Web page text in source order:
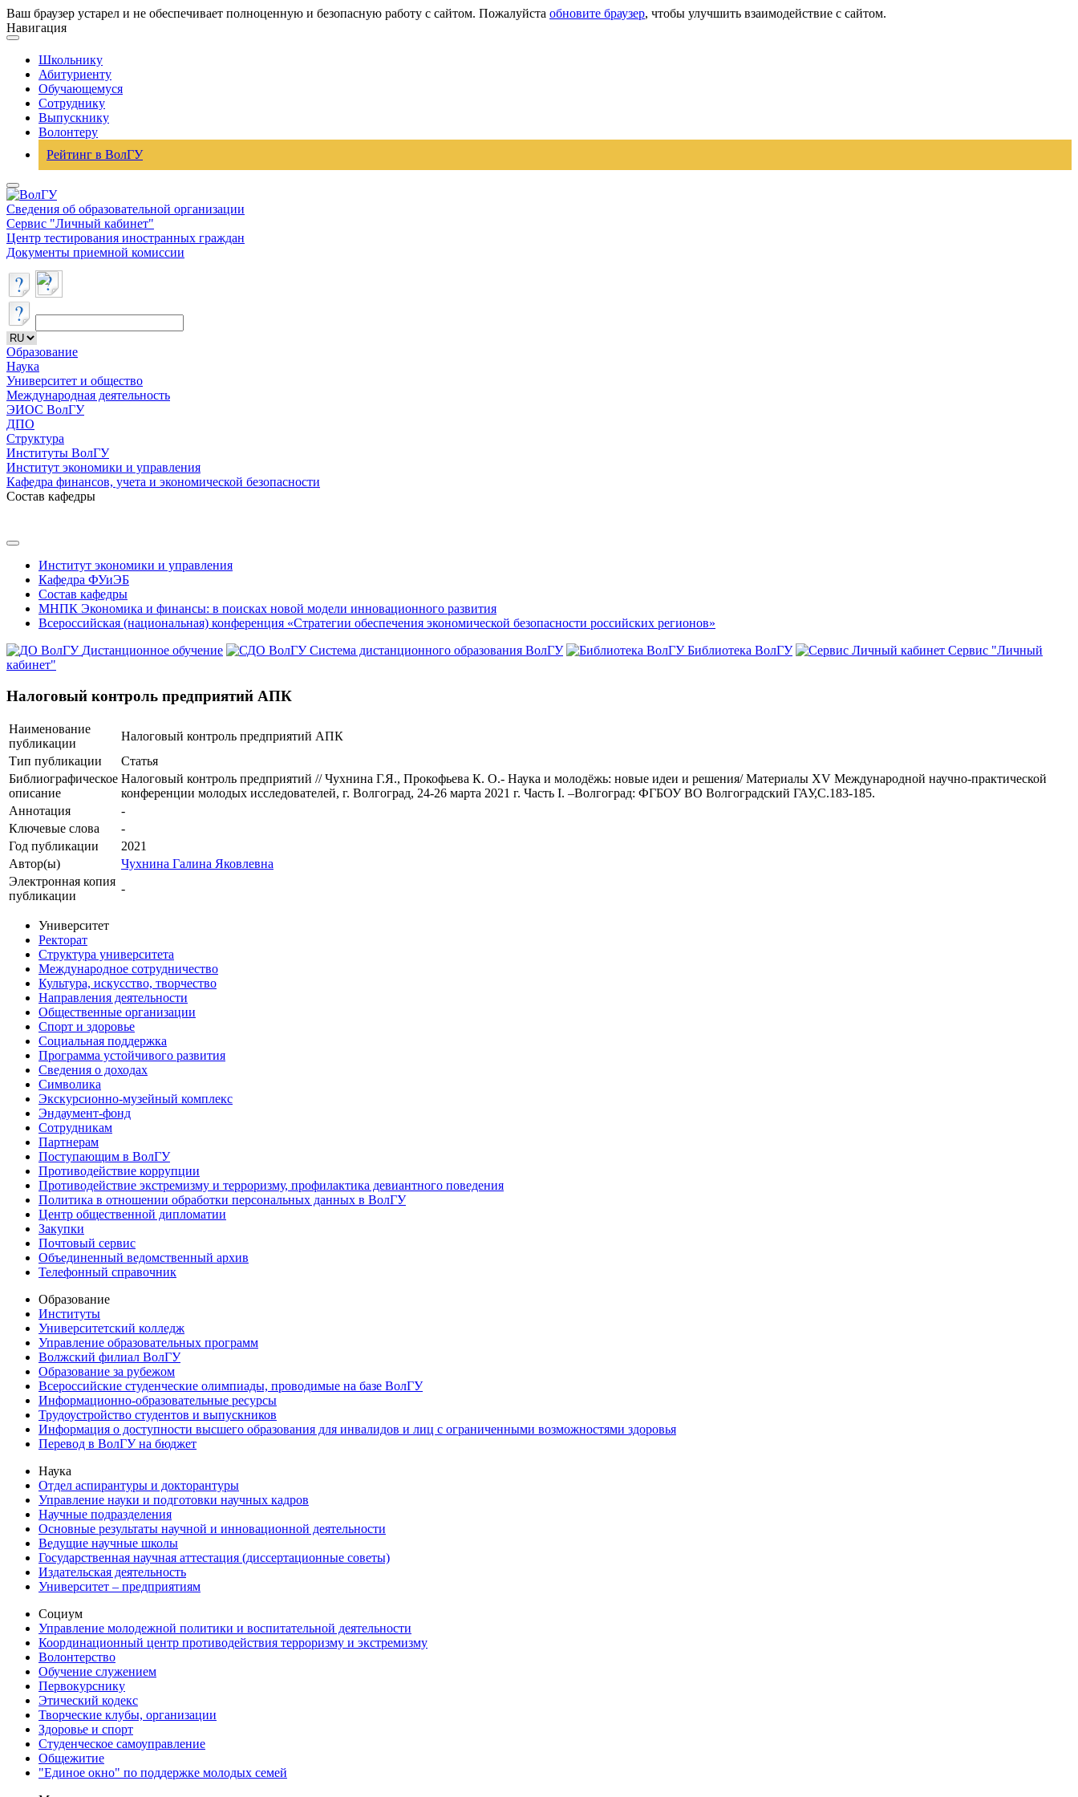
Ваш браузер устарел и не обеспечивает полноценную и безопасную работу с сайтом. Пожалуйста обновите браузер, чтобы улучшить взаимодействие с сайтом.
Навигация
Школьнику
Абитуриенту
Обучающемуся
Сотруднику
Выпускнику
Волонтеру
Рейтинг в ВолГУ
Сведения об образовательной организации
Сервис "Личный кабинет"
Центр тестирования иностранных граждан
Документы приемной комиссии
Образование
Наука
Университет и общество
Международная деятельность
ЭИОС ВолГУ
ДПО
Структура
Институты ВолГУ
Институт экономики и управления
Кафедра финансов, учета и экономической безопасности
Состав кафедры
Институт экономики и управления
Кафедра ФУиЭБ
Состав кафедры
МНПК Экономика и финансы: в поисках новой модели инновационного развития
Всероссийская (национальная) конференция «Стратегии обеспечения экономической безопасности российских регионов»
Дистанционное обучение
Система дистанционного образования ВолГУ Библиотека ВолГУ
Сервис "Личный
кабинет"
Налоговый контроль предприятий АПК
Наименование
публикации
Налоговый контроль предприятий АПК
Тип публикации
Статья
Библиографическое
описание
Налоговый контроль предприятий // Чухнина Г.Я., Прокофьева К. О.- Наука и молодёжь: новые идеи и решения/ Материалы XV Международной научно-практической
конференции молодых исследователей, г. Волгоград, 24-26 марта 2021 г. Часть I. –Волгоград: ФГБОУ ВО Волгоградский ГАУ,С.183-185.
Аннотация
-
Ключевые cлова
-
Год публикации
2021
Автор(ы)
Чухнина Галина Яковлевна
Электронная копия
публикации
-
Университет
Ректорат
Структура университета
Международное сотрудничество
Культура, искусство, творчество
Направления деятельности
Общественные организации
Спорт и здоровье
Социальная поддержка
Программа устойчивого развития
Сведения о доходах
Символика
Экскурсионно-музейный комплекс
Эндаумент-фонд
Сотрудникам
Партнерам
Поступающим в ВолГУ
Противодействие коррупции
Противодействие экстремизму и терроризму, профилактика девиантного поведения
Политика в отношении обработки персональных данных в ВолГУ
Центр общественной дипломатии
Закупки
Почтовый сервис
Объединенный ведомственный архив
Телефонный справочник
Образование
Институты
Университетский колледж
Управление образовательных программ
Волжский филиал ВолГУ
Образование за рубежом
Всероссийские студенческие олимпиады, проводимые на базе ВолГУ
Информационно-образовательные ресурсы
Трудоустройство студентов и выпускников
Информация о доступности высшего образования для инвалидов и лиц с ограниченными возможностями здоровья
Перевод в ВолГУ на бюджет
Наука
Отдел аспирантуры и докторантуры
Управление науки и подготовки научных кадров
Научные подразделения
Основные результаты научной и инновационной деятельности
Ведущие научные школы
Государственная научная аттестация (диссертационные советы)
Издательская деятельность
Университет – предприятиям
Социум
Управление молодежной политики и воспитательной деятельности
Координационный центр противодействия терроризму и экстремизму
Волонтерство
Обучение служением
Первокурснику
Этический кодекс
Творческие клубы, организации
Здоровье и спорт
Студенческое самоуправление
Общежитие
"Единое окно" по поддержке молодых семей